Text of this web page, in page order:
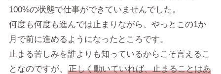
100%の状態で仕事ができていませんでした。
何度も何度も進んでは止まりながら、やっとこの1か
月で前に進めるようになったところです。
止まる苦しみを誰よりも知っているからこそ言えるこ
となのですが、
正しく動いていれば、止まることはあ